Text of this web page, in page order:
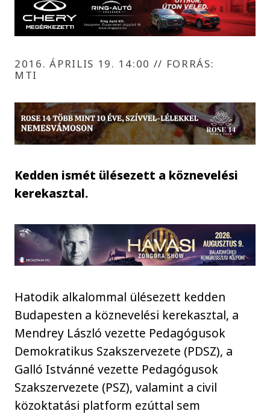
2016. ÁPRILIS 19. 14:00 // FORRÁS:
MTI
Kedden ismét ülésezett a köznevelési
kerekasztal.
Hatodik alkalommal ülésezett kedden
Budapesten a köznevelési kerekasztal, a
Mendrey László vezette Pedagógusok
Demokratikus Szakszervezete (PDSZ), a
Galló Istvánné vezette Pedagógusok
Szakszervezete (PSZ), valamint a civil
közoktatási platform ezúttal sem